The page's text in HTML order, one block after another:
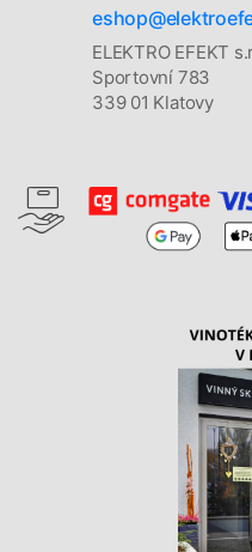
ELEKTRO EFEKT
Sportovní 783
339 01 Klatovy